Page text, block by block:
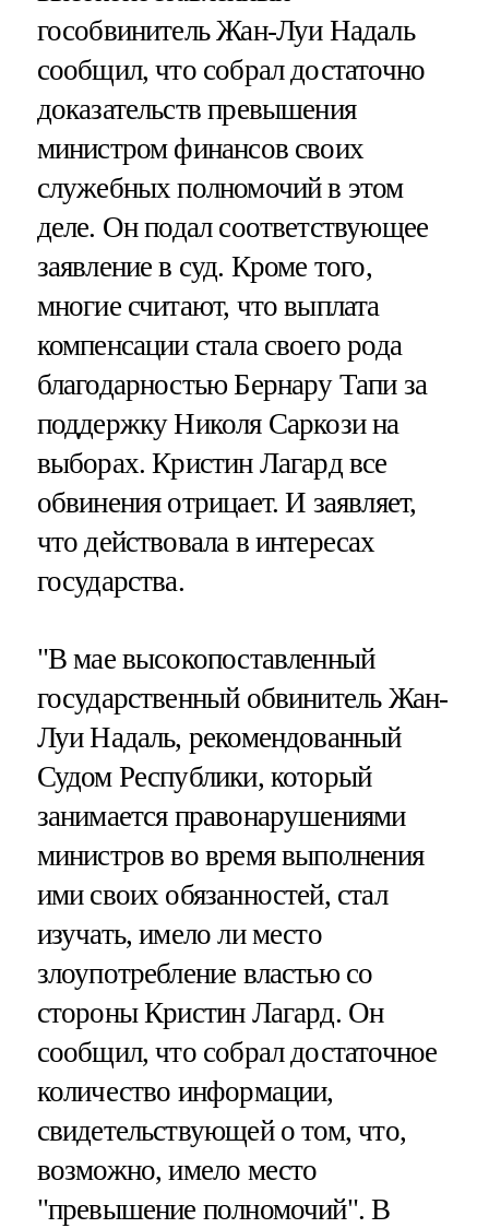
гособвинитель Жан-Луи Надаль
сообщил, что собрал достаточно
доказательств превышения
министром финансов своих
служебных полномочий в этом
деле. Он подал соответствующее
заявление в суд. Кроме того,
многие считают, что выплата
компенсации стала своего рода
благодарностью Бернару Тапи за
поддержку Николя Саркози на
выборах. Кристин Лагард все
обвинения отрицает. И заявляет,
что действовала в интересах
государства.
"В мае высокопоставленный
государственный обвинитель Жан-
Луи Надаль, рекомендованный
Судом Республики, который
занимается правонарушениями
министров во время выполнения
ими своих обязанностей, стал
изучать, имело ли место
злоупотребление властью со
стороны Кристин Лагард. Он
сообщил, что собрал достаточное
количество информации,
свидетельствующей о том, что,
возможно, имело место
"превышение полномочий". В